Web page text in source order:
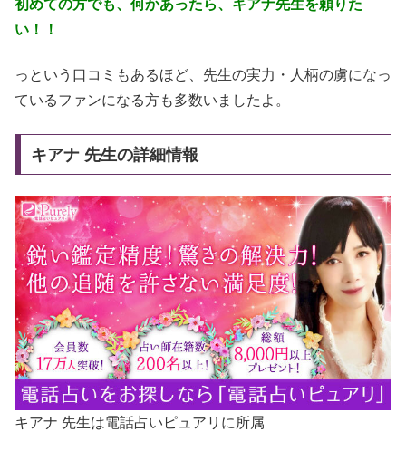
初めての方でも、何かあったら、キアナ先生を頼りた
い！！
っという口コミもあるほど、先生の実力・人柄の虜になっ
ているファンになる方も多数いましたよ。
キアナ 先生の詳細情報
キアナ 先生は電話占いピュアリに所属